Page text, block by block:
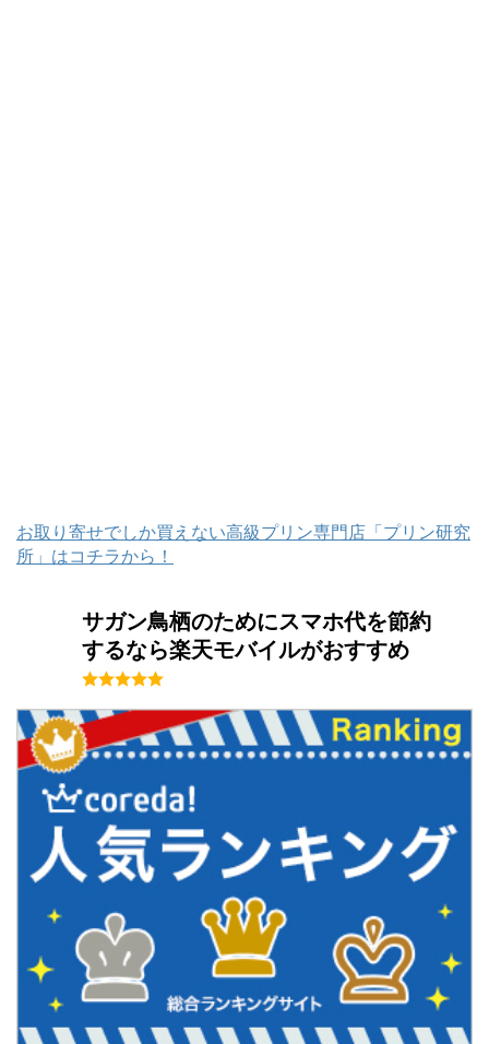
お取り寄せでしか買えない高級プリン専門店「プリン研究
所」はコチラから！
サガン鳥栖のためにスマホ代を節約
するなら楽天モバイルがおすすめ